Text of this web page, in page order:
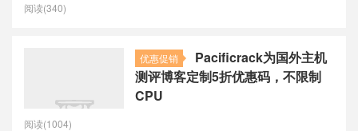
阅读(340)
优惠促销
Pacificrack为国外主机
测评博客定制5折优惠码，不限制
CPU
阅读(1004)